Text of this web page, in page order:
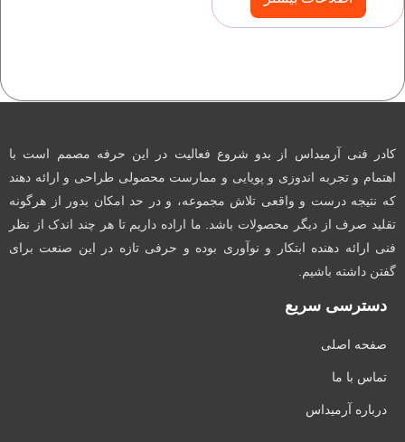
کادر فنی آرمیداس از بدو شروع فعالیت در این حرفه مصمم است با
اهتمام و تجربه اندوزی و پویایی و ممارست محصولی طراحی و ارائه دهند
که نتیجه درست و واقعی تلاش مجموعه، و در حد امکان بدور از هرگونه
تقلید صرف از دیگر محصولات باشد. ما اراده داریم تا هر چند اندک از نظر
فنی ارائه دهنده ابتکار و نوآوری بوده و حرفی تازه در این صنعت برای
گفتن داشته باشیم.
دسترسی سریع
صفحه اصلی
تماس با ما
درباره آرمیداس